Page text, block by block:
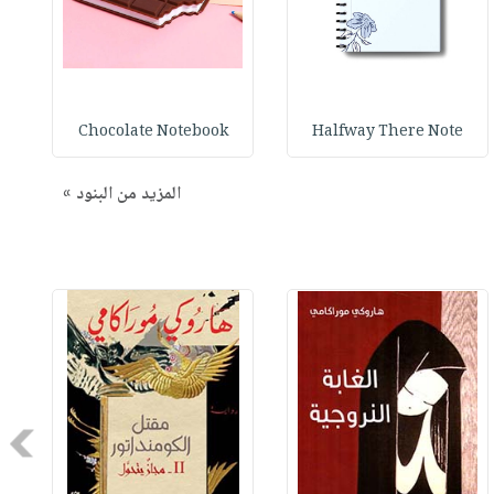
Halfway There Note
Chocolate Notebook
المزيد من البنود »